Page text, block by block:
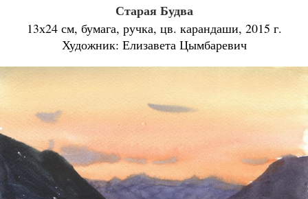
Старая Будва
13х24 см, бумага, ручка, цв. карандаши, 2015 г.
Художник: Елизавета Цымбаревич